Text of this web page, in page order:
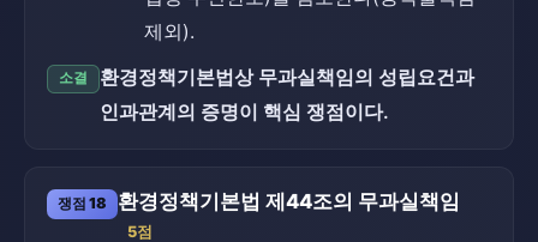
제외).
소결
환경정책기본법상 무과실책임의 성립요건과
인과관계의 증명이 핵심 쟁점이다.
쟁점 18 환경정책기본법 제44조의 무과실책임
5점